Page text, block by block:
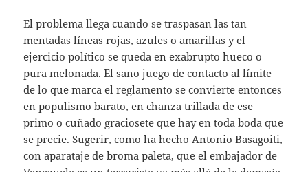
El problema llega cuando se traspasan las tan
mentadas líneas rojas, azules o amarillas y el
ejercicio político se queda en exabrupto hueco o
pura melonada. El sano juego de contacto al límite
de lo que marca el reglamento se convierte entonces
en populismo barato, en chanza trillada de ese
primo o cuñado graciosete que hay en toda boda que
se precie. Sugerir, como ha hecho Antonio Basagoiti,
con aparataje de broma paleta, que el embajador de